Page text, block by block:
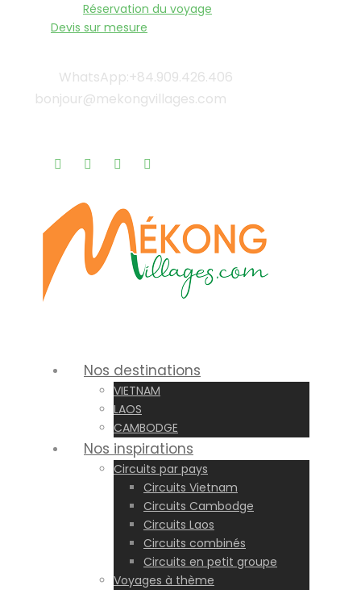
Réservation du voyage
Devis sur mesure
WhatsApp:+84.909.426.406
bonjour@mekongvillages.com
Nos destinations
VIETNAM
LAOS
CAMBODGE
Nos inspirations
Circuits par pays
Circuits Vietnam
Circuits Cambodge
Circuits Laos
Circuits combinés
Circuits en petit groupe
Voyages à thème